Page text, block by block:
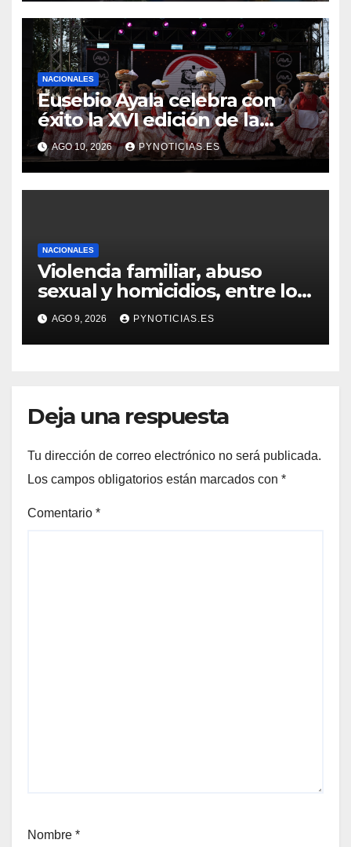
NACIONALES
Eusebio Ayala celebra con
éxito la XVI edición de la
Fiesta Nacional del Chipá en
homenaje a Luis Alberto del
Paraná
AGO 10, 2026 PYNOTICIAS.ES
NACIONALES
Violencia familiar, abuso
sexual y homicidios, entre los
delitos que más afectan a
comunidades indígenas
AGO 9, 2026 PYNOTICIAS.ES
Deja una respuesta
Tu dirección de correo electrónico no será publicada.
Los campos obligatorios están marcados con *
Comentario *
Nombre *